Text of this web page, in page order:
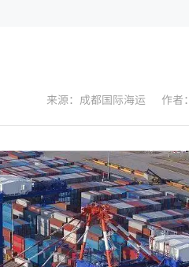
作者：
来源：成都国际海运